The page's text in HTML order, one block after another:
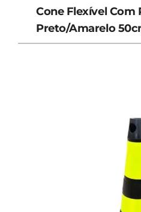
Cone Flexível Com
Preto/Amarelo